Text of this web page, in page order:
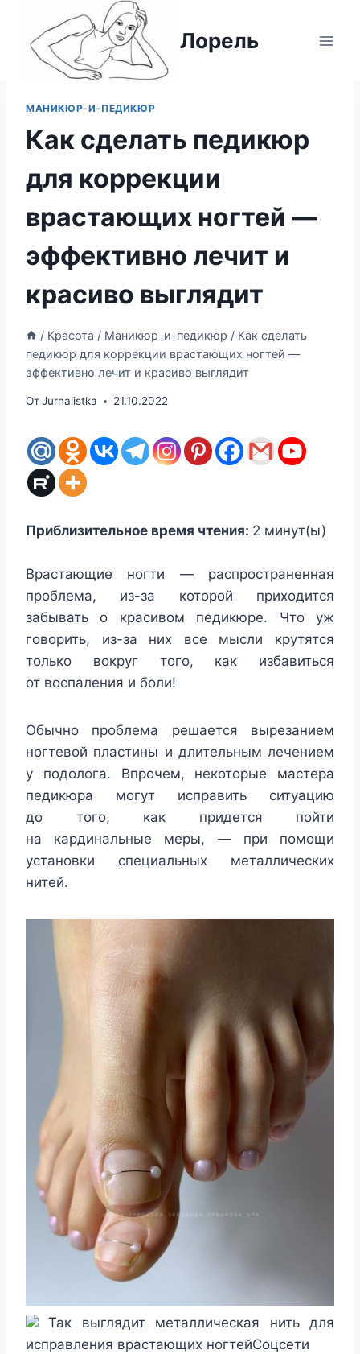
содержимому
Лорель
МАНИКЮР-И-ПЕДИКЮР
Как сделать педикюр
для коррекции
врастающих ногтей —
эффективно лечит и
красиво выглядит
/ Красота / Маникюр-и-педикюр / Как сделать
педикюр для коррекции врастающих ногтей —
эффективно лечит и красиво выглядит
ОтJurnalistka 21.10.2022
Приблизительное время чтения: 2 минут(ы)
Врастающие ногти — распространенная
проблема, из-за которой приходится
забывать о красивом педикюре. Что уж
говорить, из-за них все мысли крутятся
только вокруг того, как избавиться
от воспаления и боли!
Обычно проблема решается вырезанием
ногтевой пластины и длительным лечением
у подолога. Впрочем, некоторые мастера
педикюра могут исправить ситуацию
до того, как придется пойти
на кардинальные меры, — при помощи
установки специальных металлических
нитей.
Так выглядит металлическая нить для
исправления врастающих ногтейСоцсети